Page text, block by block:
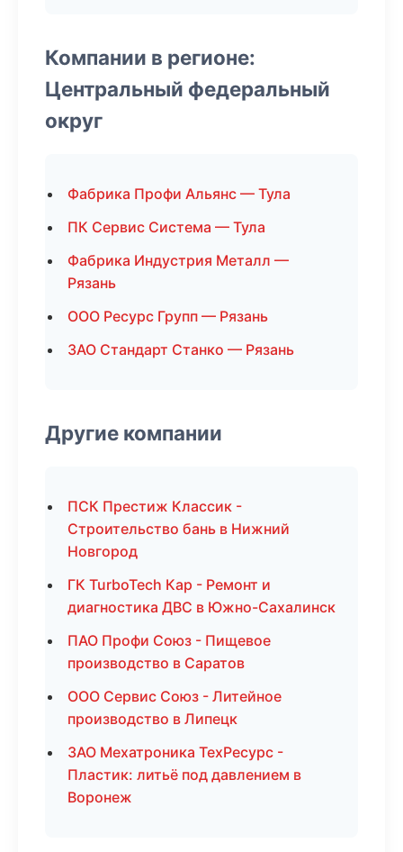
Компании в регионе:
Центральный федеральный
округ
Фабрика Профи Альянс — Тула
ПК Сервис Система — Тула
Фабрика Индустрия Металл —
Рязань
ООО Ресурс Групп — Рязань
ЗАО Стандарт Станко — Рязань
Другие компании
ПСК Престиж Классик -
Строительство бань в Нижний
Новгород
ГК TurboTech Кар - Ремонт и
диагностика ДВС в Южно-Сахалинск
ПАО Профи Союз - Пищевое
производство в Саратов
ООО Сервис Союз - Литейное
производство в Липецк
ЗАО Мехатроника ТехРесурс -
Пластик: литьё под давлением в
Воронеж